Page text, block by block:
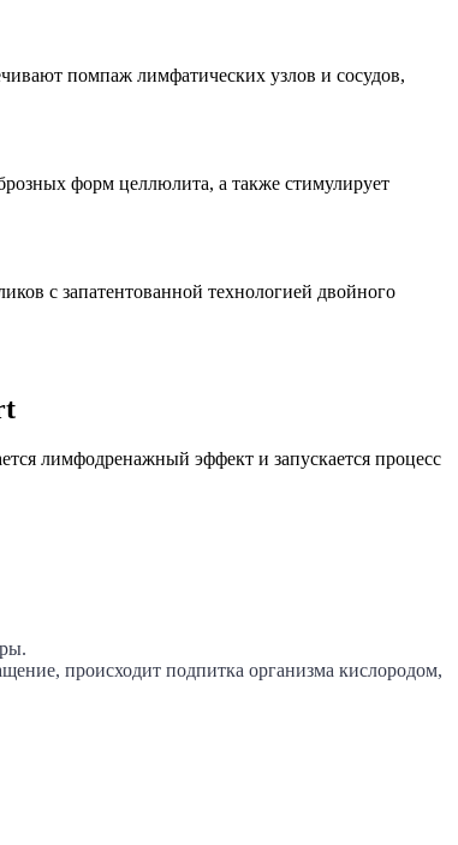
помпаж лимфатических узлов и сосудов,
форм целлюлита, а также стимулирует
с запатентованной технологией двойного
лимфодренажный эффект и запускается процесс
происходит подпитка организма кислородом,